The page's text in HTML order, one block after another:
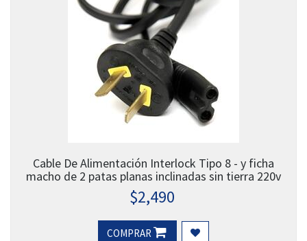
Cable De Alimentación Interlock Tipo 8 - y ficha
macho de 2 patas planas inclinadas sin tierra 220v
$2,490
COMPRAR